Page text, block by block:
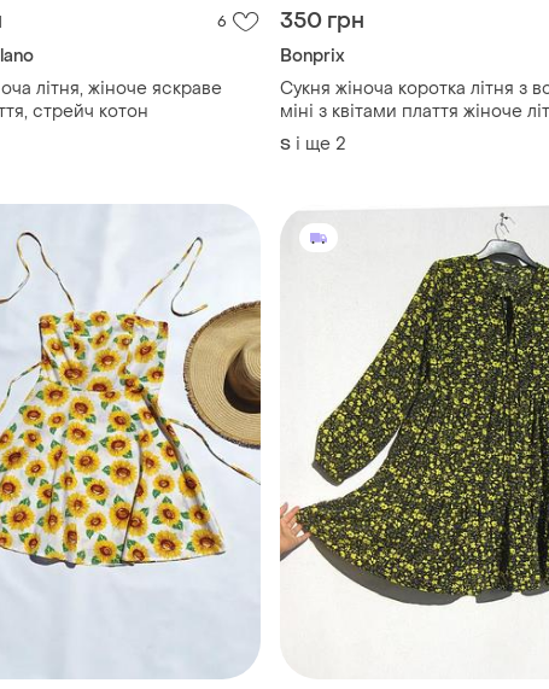
6
літня, жіноче яскраве
стрейч котон
350 грн
Bonprix
Сукня жіноча коротка літня з
міні з квітами плаття жіноче
віскозне на літо
S і ще 2